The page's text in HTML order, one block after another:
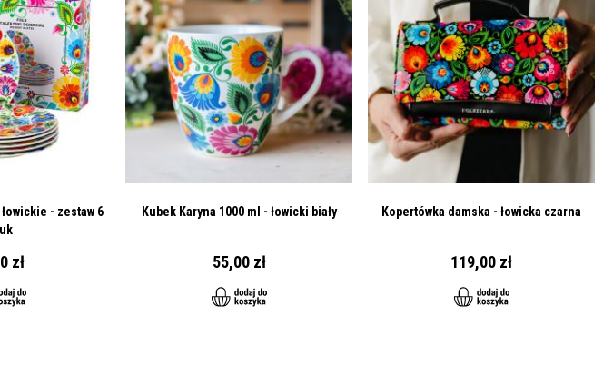
- zestaw 6
zł
Kubek Karyna 1000 ml - łowicki biały
55,00 zł
Kopertówka damska - łowicka czarna
119,00 zł